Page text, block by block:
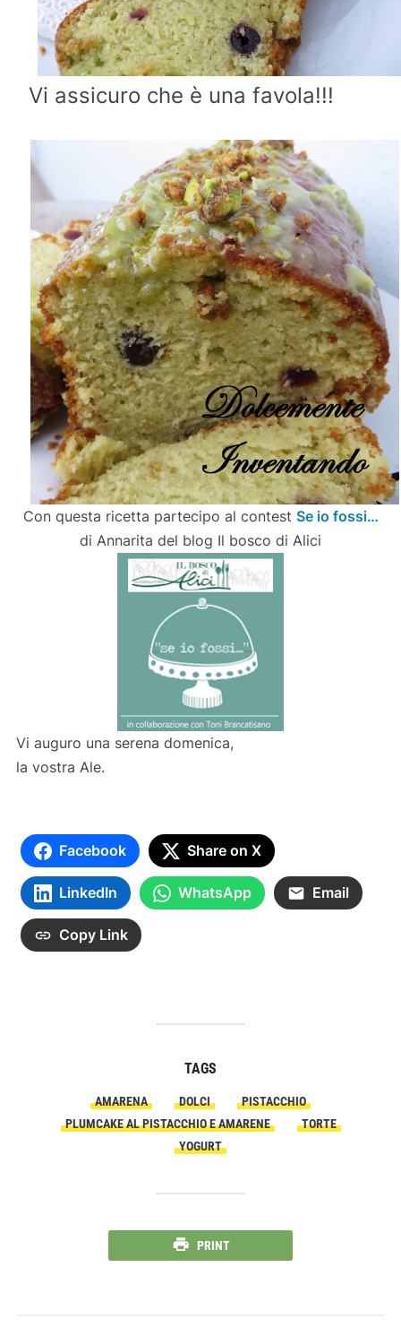
Vi assicuro che è una favola!!!
Con questa ricetta partecipo al contest Se io fossi…
di Annarita del blog Il bosco di Alici
Vi auguro una serena domenica,
la vostra Ale.
Facebook Share on X
LinkedIn WhatsApp Email
Copy Link
TAGS
AMARENA DOLCI
PISTACCHIO
PLUMCAKE AL PISTACCHIO E AMARENE
TORTE
YOGURT
PRINT